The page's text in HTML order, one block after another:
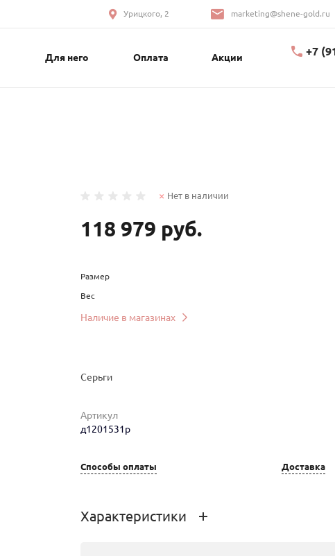
Урицкого, 2 marketing@shene-gold.ru
Для него Оплата Акции
+7
Нет в наличии
118 979 руб.
Размер
Вес
Наличие в магазинах
118 979 руб.
г.Иркутск,
Серьги
Артикул
д1201531р
Способы оплаты Доставка
Характеристики